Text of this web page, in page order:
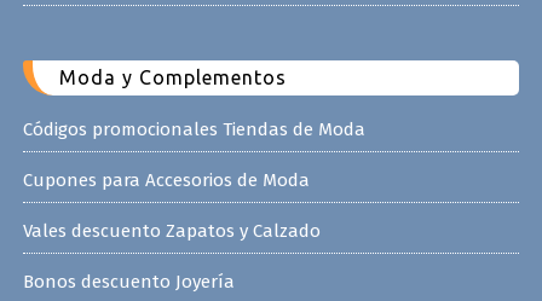
Moda y Complementos
Códigos promocionales Tiendas de Moda
Cupones para Accesorios de Moda
Vales descuento Zapatos y Calzado
Bonos descuento Joyería